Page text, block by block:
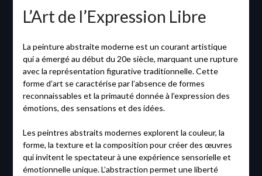
L’Art de l’Expression Libre
La peinture abstraite moderne est un courant artistique
qui a émergé au début du 20e siècle, marquant une rupture
avec la représentation figurative traditionnelle. Cette
forme d’art se caractérise par l’absence de formes
reconnaissables et la primauté donnée à l’expression des
émotions, des sensations et des idées.
Les peintres abstraits modernes explorent la couleur, la
forme, la texture et la composition pour créer des œuvres
qui invitent le spectateur à une expérience sensorielle et
émotionnelle unique. L’abstraction permet une liberté